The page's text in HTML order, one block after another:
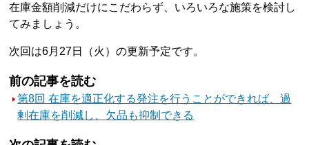
在庫金額削減だけにこだわらず、いろいろな施策を検討し
てみましょう。
次回は6月27日（火）の更新予定です。
前の記事を読む
第8回 在庫を適正化する発注を行うことができれば、過
剰在庫を削減し、欠品も抑制できる